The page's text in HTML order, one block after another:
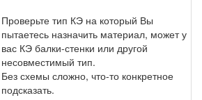
Проверьте тип КЭ на который Вы
пытаетесь назначить материал, может у
вас КЭ балки-стенки или другой
несовместимый тип.
Без схемы сложно, что-то конкретное
подсказать.